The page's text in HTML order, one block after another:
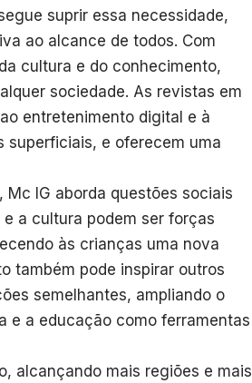
suprir essa necessidade,
ao alcance de todos. Com
cultura e do conhecimento,
sociedade. As revistas em
entretenimento digital e à
superficiais, e oferecem uma
Mc IG aborda questões sociais
a cultura podem ser forças
às crianças uma nova
também pode inspirar outros
semelhantes, ampliando o
e a educação como ferramentas
alcançando mais regiões e mais